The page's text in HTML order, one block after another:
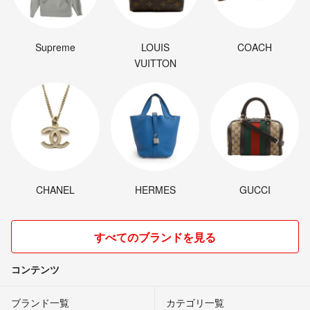
Supreme
LOUIS
VUITTON
COACH
CHANEL HERMES GUCCI
すべてのブランドを見る
コンテンツ
ブランド一覧 カテゴリ一覧